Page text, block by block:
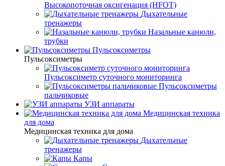
Высокопоточная оксигенация (HFOT)
Дыхательные
тренажеры
Назальные канюли,
трубки
Пульсоксиметры
Пульсоксиметры
Пульсоксиметр суточного мониторинга
Пульсоксиметры
пальчиковые
УЗИ аппараты
Медицинская техника
для дома
Медицинская техника для дома
Дыхательные
тренажеры
Капы